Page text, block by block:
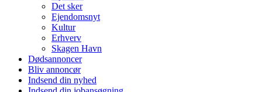
Det sker
Ejendomsnyt
Kultur
Erhverv
Skagen Havn
Dødsannoncer
Bliv annoncør
Indsend din nyhed